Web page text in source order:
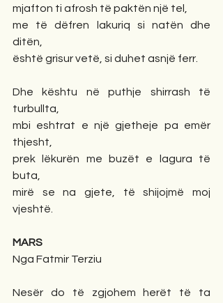
mjafton ti afrosh të paktën një tel,
me të dëfren lakuriq si natën dhe
ditën,
është grisur vetë, si duhet asnjë ferr.
Dhe kështu në puthje shirrash të
turbullta,
mbi eshtrat e një gjetheje pa emër
thjesht,
prek lëkurën me buzët e lagura të
buta,
mirë se na gjete, të shijojmë moj
vjeshtë.
MARS
Nga Fatmir Terziu
Nesër do të zgjohem herët të ta